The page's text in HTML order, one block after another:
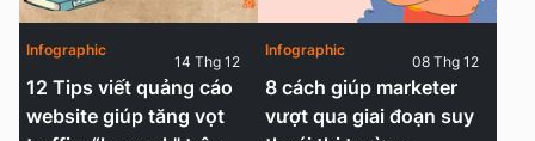
12 Tips viết quảng cáo
website giúp tăng vọt
Infographic
14 Thg 12
8 cách giúp marketer
vượt qua giai đoạn suy
Infographic
08 Thg 12